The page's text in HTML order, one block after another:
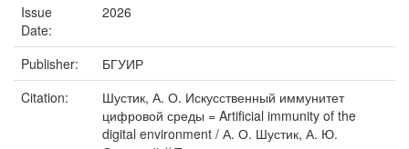
Issue
Date:
2026
Publisher:
БГУИР
Citation:
Шустик, А. О. Искусственный иммунитет
цифровой среды = Artificial immunity of the
digital environment / А. О. Шустик, А. Ю.